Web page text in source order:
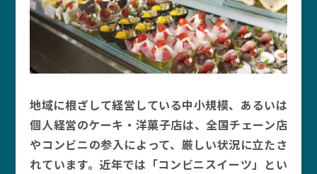
地域に根ざして経営している中小規模、あるいは
個人経営のケーキ・洋菓子店は、全国チェーン店
やコンビニの参入によって、厳しい状況に立たさ
れています。近年では「コンビニスイーツ」とい